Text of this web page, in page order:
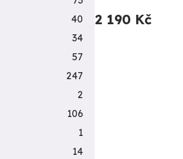
2 190 Kč
40
34
57
247
2
106
1
14